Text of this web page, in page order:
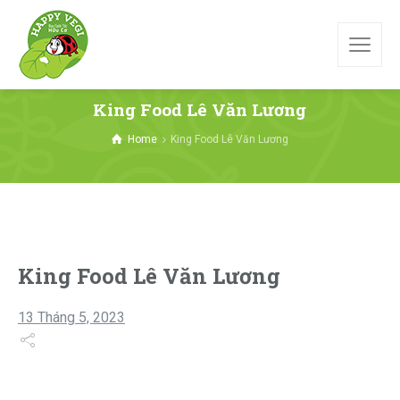
King Food Lê Văn Lương
Home King Food Lê Văn Lương
King Food Lê Văn Lương
13 Tháng 5, 2023